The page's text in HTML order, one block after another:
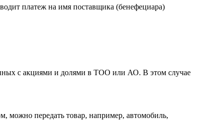
платеж на имя поставщика (бенефециара)
с акциями и долями в ТОО или АО. В этом случае
можно передать товар, например, автомобиль,